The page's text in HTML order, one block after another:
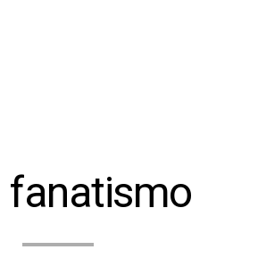
de ferramentas
fanatismo